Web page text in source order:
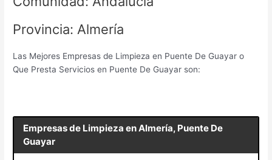
Provincia: Almería
Las Mejores Empresas de Limpieza en Puente De Guayar o
Que Presta Servicios en Puente De Guayar son:
Empresas de Limpieza enAlmería, Puente De
Guayar